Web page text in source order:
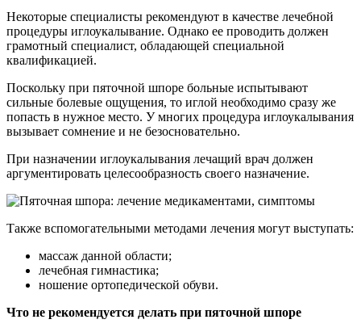
Некоторые специалисты рекомендуют в качестве лечебной
процедуры иглоукалывание. Однако ее проводить должен
грамотный специалист, обладающей специальной
квалификацией.
Поскольку при пяточной шпоре больные испытывают
сильные болевые ощущения, то иглой необходимо сразу же
попасть в нужное место. У многих процедура иглоукалывания
вызывает сомнение и не безосновательно.
При назначении иглоукалывания лечащий врач должен
аргументировать целесообразность своего назначение.
Также вспомогательными методами лечения могут выступать:
массаж данной области;
лечебная гимнастика;
ношение ортопедической обуви.
Что не рекомендуется делать при пяточной шпоре